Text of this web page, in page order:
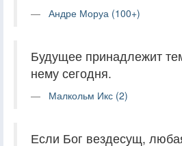
Андре Моруа (100+)
Будущее принадлежит
нему сегодня.
Малкольм Икс (2)
Если Бог вездесущ,